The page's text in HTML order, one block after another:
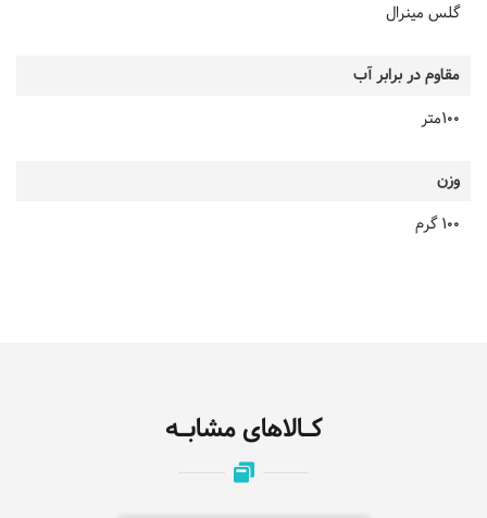
گلس مینرال
مقاوم در برابر آب
100متر
وزن
100 گرم
کـالاهای مشابـه